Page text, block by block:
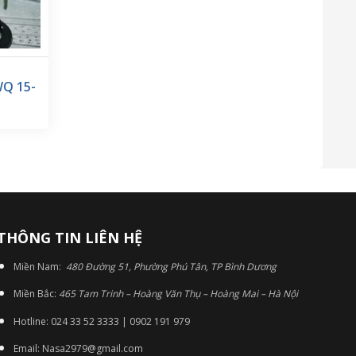
15-
TIN LIÊN HỆ
Miền Nam: 480 Đường 51, Phường Phú Tân, TP Bình Dương
Miền Bắc: 465 Tam Trinh – Hoàng Văn Thụ – Hoàng Mai – Hà Nội
Hotline: 024 33 52 3333 | 0902 191 979
Email: Nasa2979@gmail.com